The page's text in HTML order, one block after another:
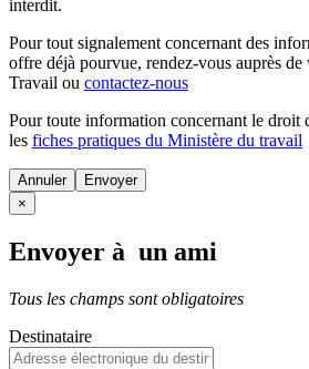
interdit.
Pour tout signalement concernant des
offre déjà pourvue, rendez-vous auprès
Travail ou contactez-nous
Pour toute information concernant le droit
les fiches pratiques du Ministère du travail
Annuler
×
Envoyer à un ami
Tous les champs sont obligatoires
Destinataire